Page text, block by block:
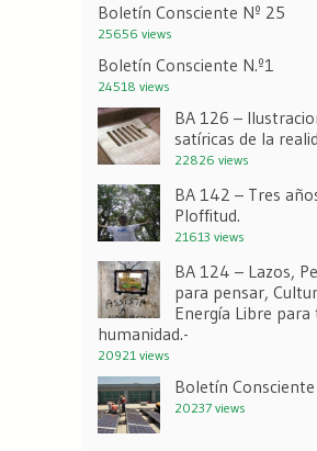
Boletín Consciente Nº 25
25656 views
Boletín Consciente N.º1
24518 views
BA 126 –
satíricas de la
22826 views
BA 142 – Tres
Ploffitud.
21613 views
BA 124 – Lazos,
para pensar,
Energía Libre para
humanidad.-
20921 views
Boletín
20237 views